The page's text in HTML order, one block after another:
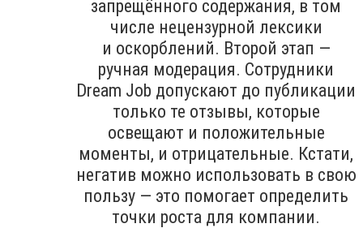
запрещённого содержания, в том
числе нецензурной лексики
и оскорблений. Второй этап —
ручная модерация. Сотрудники
Dream Job допускают до публикации
только те отзывы, которые
освещают и положительные
моменты, и отрицательные. Кстати,
негатив можно использовать в свою
пользу — это помогает определить
точки роста для компании.